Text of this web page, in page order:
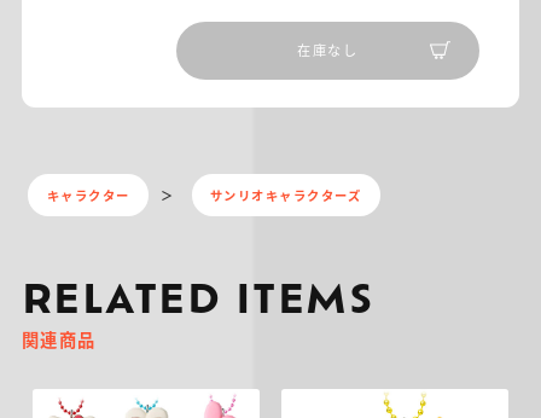
在庫なし
キャラクター サンリオキャラクターズ
RELATED ITEMS
関連商品